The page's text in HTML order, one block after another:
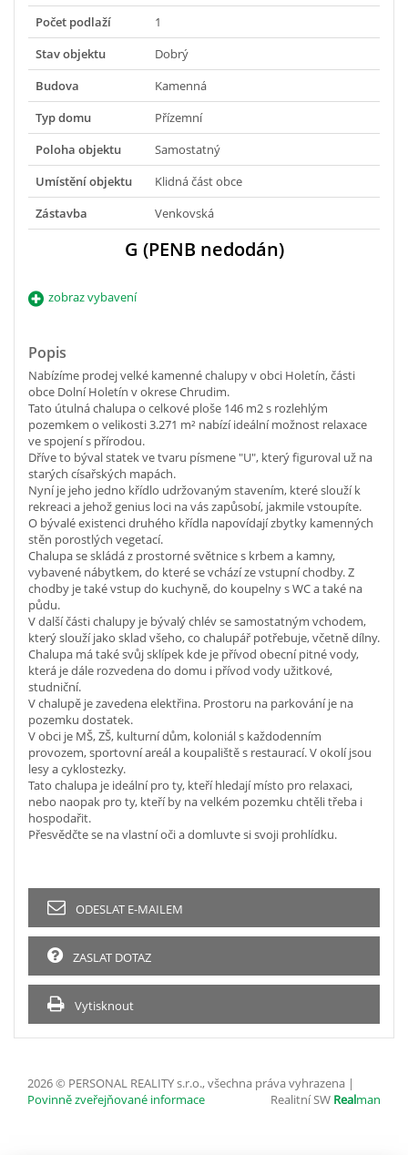
Počet podlaží
1
Stav objektu
Dobrý
Budova
Kamenná
Typ domu
Přízemní
Poloha objektu
Samostatný
Umístění objektu
Klidná část obce
Zástavba
Venkovská
G (PENB nedodán)
zobraz vybavení
Popis
Nabízíme prodej velké kamenné chalupy v obci Holetín, části
obce Dolní Holetín v okrese Chrudim.
Tato útulná chalupa o celkové ploše 146 m2 s rozlehlým
pozemkem o velikosti 3.271 m² nabízí ideální možnost relaxace
ve spojení s přírodou.
Dříve to býval statek ve tvaru písmene "U", který figuroval už na
starých císařských mapách.
Nyní je jeho jedno křídlo udržovaným stavením, které slouží k
rekreaci a jehož genius loci na vás zapůsobí, jakmile vstoupíte.
O bývalé existenci druhého křídla napovídají zbytky kamenných
stěn porostlých vegetací.
Chalupa se skládá z prostorné světnice s krbem a kamny,
vybavené nábytkem, do které se vchází ze vstupní chodby. Z
chodby je také vstup do kuchyně, do koupelny s WC a také na
půdu.
V další části chalupy je bývalý chlév se samostatným vchodem,
který slouží jako sklad všeho, co chalupář potřebuje, včetně dílny.
Chalupa má také svůj sklípek kde je přívod obecní pitné vody,
která je dále rozvedena do domu i přívod vody užitkové,
studniční.
V chalupě je zavedena elektřina. Prostoru na parkování je na
pozemku dostatek.
V obci je MŠ, ZŠ, kulturní dům, koloniál s každodenním
provozem, sportovní areál a koupaliště s restaurací. V okolí jsou
lesy a cyklostezky.
Tato chalupa je ideální pro ty, kteří hledají místo pro relaxaci,
nebo naopak pro ty, kteří by na velkém pozemku chtěli třeba i
hospodařit.
Přesvědčte se na vlastní oči a domluvte si svoji prohlídku.
ODESLAT E-MAILEM
ZASLAT DOTAZ
Vytisknout
2026 © PERSONAL REALITY s.r.o., všechna práva vyhrazena |
Povinně zveřejňované informace
Realitní SW Realman